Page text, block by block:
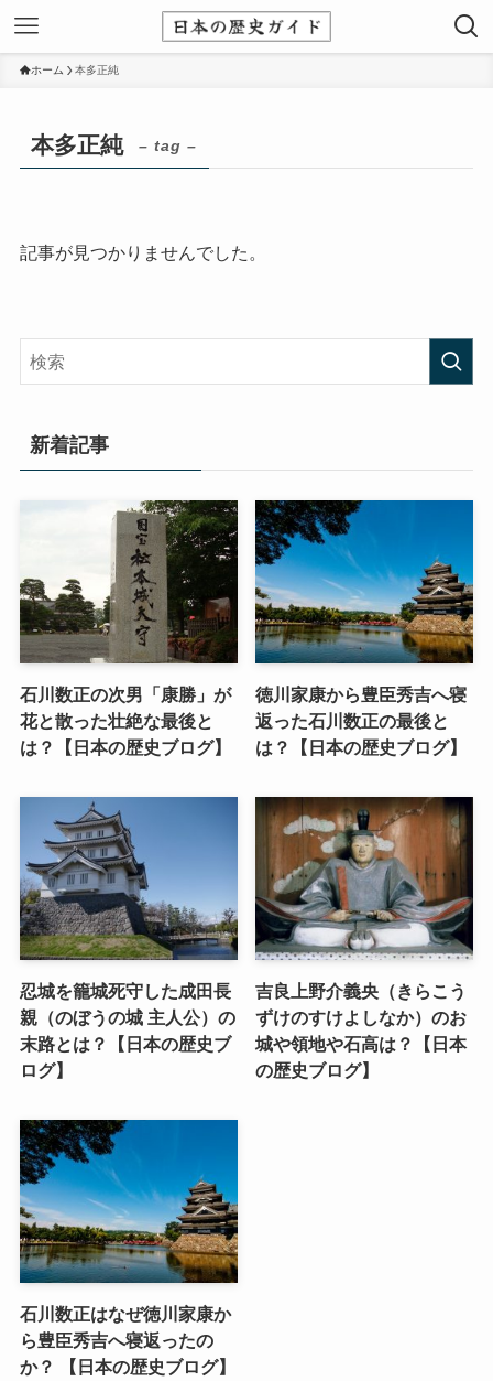
ホーム 本多正純
本多正純 – tag –
記事が見つかりませんでした。
新着記事
石川数正の次男「康勝」が
花と散った壮絶な最後と
は？【日本の歴史ブログ】
徳川家康から豊臣秀吉へ寝
返った石川数正の最後と
は？【日本の歴史ブログ】
忍城を籠城死守した成田長
親（のぼうの城 主人公）の
末路とは？【日本の歴史ブ
ログ】
吉良上野介義央（きらこう
ずけのすけよしなか）のお
城や領地や石高は？【日本
の歴史ブログ】
石川数正はなぜ徳川家康か
ら豊臣秀吉へ寝返ったの
か？ 【日本の歴史ブログ】